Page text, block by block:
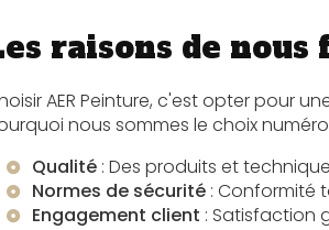
raisons de
AER Peinture, c'est opter pour
nous sommes le choix
Qualité : Des produits et
Normes de sécurité : Conformité
Engagement client : Satisfaction